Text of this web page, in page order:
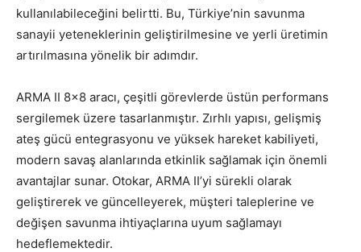
kullanılabileceğini belirtti. Bu, Türkiye’nin savunma
sanayii yeteneklerinin geliştirilmesine ve yerli üretimin
artırılmasına yönelik bir adımdır.
ARMA II 8×8 aracı, çeşitli görevlerde üstün performans
sergilemek üzere tasarlanmıştır. Zırhlı yapısı, gelişmiş
ateş gücü entegrasyonu ve yüksek hareket kabiliyeti,
modern savaş alanlarında etkinlik sağlamak için önemli
avantajlar sunar. Otokar, ARMA II’yi sürekli olarak
geliştirerek ve güncelleyerek, müşteri taleplerine ve
değişen savunma ihtiyaçlarına uyum sağlamayı
hedeflemektedir.